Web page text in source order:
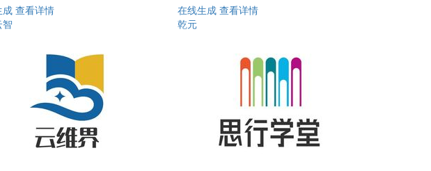
成 查看详情
智
在线生成 查看详情
乾元